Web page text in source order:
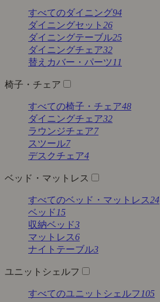
すべてのダイニング94
ダイニングセット 26
ダイニングテーブル25
ダイニングチェア32
替えカバー・パーツ 11
椅子・チェア
すべての椅子・チェア48
ダイニングチェア32
ラウンジチェア7
スツール7
デスクチェア4
ベッド・マットレス
すべてのベッド・マットレス24
ベッド 15
収納ベッド3
マットレス6
ナイトテーブル3
ユニットシェルフ
すべてのユニットシェルフ 105